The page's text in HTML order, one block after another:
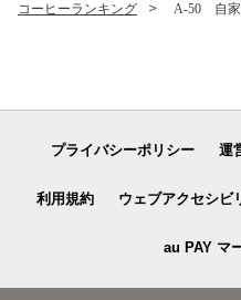
コーヒーランキング
A-50 自家
プライバシーポリシー 運
利用規約 ウェブアクセシビ
au PAY マ